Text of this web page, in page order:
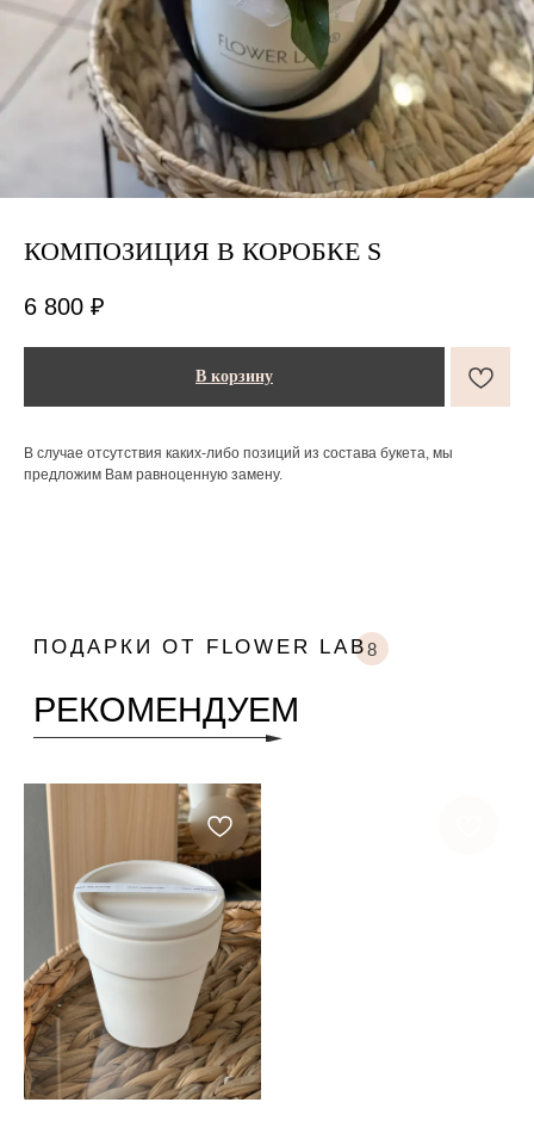
КОМПОЗИЦИЯ В КОРОБКЕ S
6 800 ₽
В корзину
В случае отсутствия каких-либо позиций из состава букета, мы
предложим Вам равноценную замену.
РЕКОМЕНДУЕМ
ПОДАРКИ ОТ FLOWER LAB